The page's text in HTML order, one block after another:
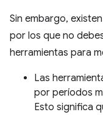
Sin embargo,
por los que no
herramientas para
Las
por períodos
Esto significa